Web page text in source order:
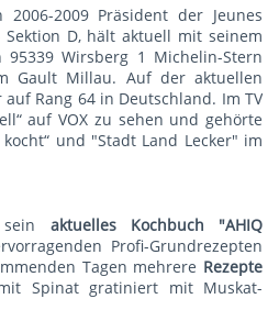
2009 Präsident der Jeunes
Sektion D, hält aktuell mit seinem
95339 Wirsberg 1 Michelin-Stern
Gault Millau. Auf der aktuellen
Rang 64 in Deutschland. Im TV
auf VOX zu sehen und gehörte
und "Stadt Land Lecker" im
sein aktuelles Kochbuch "AHIQ
Profi-Grundrezepten
Tagen mehrere Rezepte
Spinat gratiniert mit Muskat-